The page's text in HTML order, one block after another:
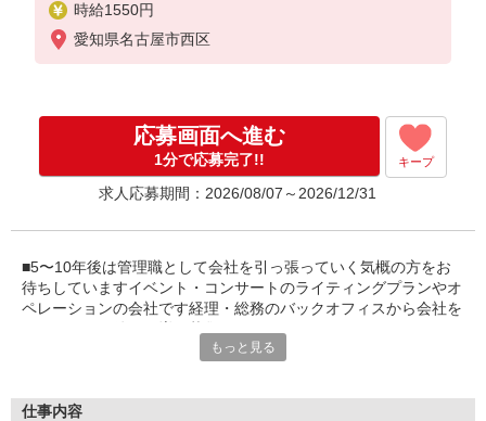
時給1550円
愛知県名古屋市西区
応募画面へ進む
1分で応募完了!! キープ
求人応募期間：2026/08/07～2026/12/31
■5〜10年後は管理職として会社を引っ張っていく気概の方をお
待ちしていますイベント・コンサートのライティングプランやオ
ペレーションの会社です経理・総務のバックオフィスから会社を
■年間休日125日とWLB実現できます
もっと見る
仕事内容